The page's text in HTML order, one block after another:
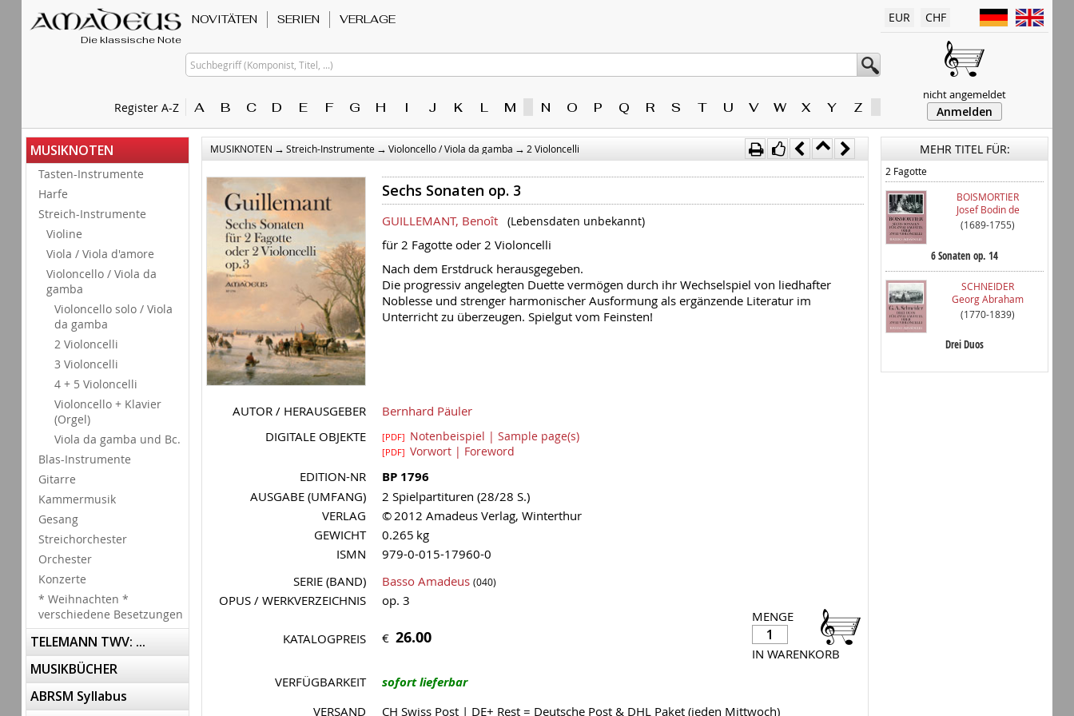
Die klassische Note
Register A-Z
NOVITÄTEN SERIEN VERLAGE
Suchbegriff (Komponist, Titel, ...)
A B C D E F G H I J K L M N O P Q R S T U V W X Y Z
EUR CHF
nicht angemeldet
Anmelden
MUSIKNOTEN
Tasten-Instrumente
Harfe
Streich-Instrumente
Violine
Viola / Viola d'amore
Violoncello / Viola da
gamba
Violoncello solo / Viola
da gamba
2 Violoncelli
3 Violoncelli
4 + 5 Violoncelli
Violoncello + Klavier
(Orgel)
Viola da gamba und Bc.
Blas-Instrumente
Gitarre
Kammermusik
Gesang
Streichorchester
Orchester
Konzerte
* Weihnachten *
verschiedene Besetzungen
TELEMANN TWV: ...
MUSIKBÜCHER
ABRSM Syllabus
MUSIKNOTEN → Streich-Instrumente → Violoncello / Viola da gamba → 2 Violoncelli
Sechs Sonaten op. 3
GUILLEMANT, Benoît (Lebensdaten unbekannt)
für 2 Fagotte oder 2 Violoncelli
Nach dem Erstdruck herausgegeben.
Die progressiv angelegten Duette vermögen durch ihr Wechselspiel von liedhafter
Noblesse und strenger harmonischer Ausformung als ergänzende Literatur im
Unterricht zu überzeugen. Spielgut vom Feinsten!
AUTOR / HERAUSGEBER
Bernhard Päuler
DIGITALE OBJEKTE
[PDF] Notenbeispiel | Sample page(s)
[PDF] Vorwort | Foreword
EDITION-NR BP 1796
AUSGABE (UMFANG)
2 Spielpartituren (28/28 S.)
VERLAG
© 2012 Amadeus Verlag, Winterthur
GEWICHT
0.265 kg
ISMN
979-0-015-17960-0
SERIE (BAND)
Basso Amadeus (040)
OPUS / WERKVERZEICHNIS
op. 3
MENGE
IN WARENKORB
KATALOGPREIS € 26.00
VERFÜGBARKEIT sofort lieferbar
VERSAND CH Swiss Post | DE+ Rest = Deutsche Post & DHL Paket (jeden Mittwoch)
MEHR TITEL FÜR:
2 Fagotte
BOISMORTIER
Josef Bodin de
(1689-1755)
6 Sonaten op. 14
SCHNEIDER
Georg Abraham
(1770-1839)
Drei Duos